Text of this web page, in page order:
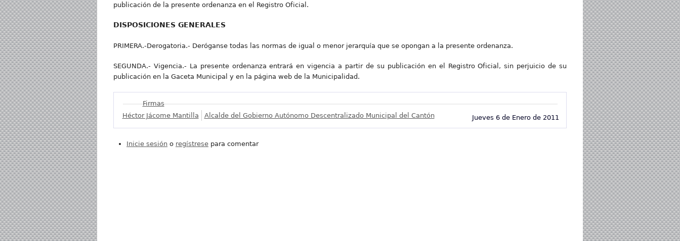
publicación de la presente ordenanza en el Registro Oficial.
DISPOSICIONES GENERALES
PRIMERA.-Derogatoria.- Deróganse todas las normas de igual o menor jerarquía que se opongan a la presente ordenanza.
SEGUNDA.- Vigencia.- La presente ordenanza entrará en vigencia a partir de su publicación en el Registro Oficial, sin perjuicio de su
publicación en la Gaceta Municipal y en la página web de la Municipalidad.
Mostrar
Firmas
Jueves 6 de Enero de 2011
Héctor Jácome Mantilla Alcalde del Gobierno Autónomo Descentralizado Municipal del Cantón
Inicie sesión o regístrese para comentar